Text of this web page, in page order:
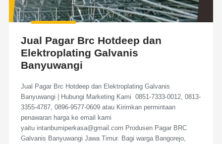
Jual Pagar Brc Hotdeep dan
Elektroplating Galvanis
Banyuwangi
Jual Pagar Brc Hotdeep dan Elektroplating Galvanis
Banyuwangi | Hubungi Marketing Kami 0851-7333-0012, 0813-
3355-4787, 0896-9577-0609 atau Kirimkan permintaan
penawaran harga ke email kami
yaitu intanbumiperkasa@gmail.com Produsen Pagar BRC
Galvanis Banyuwangi Jawa Timur. Bagi warga Bangorejo,